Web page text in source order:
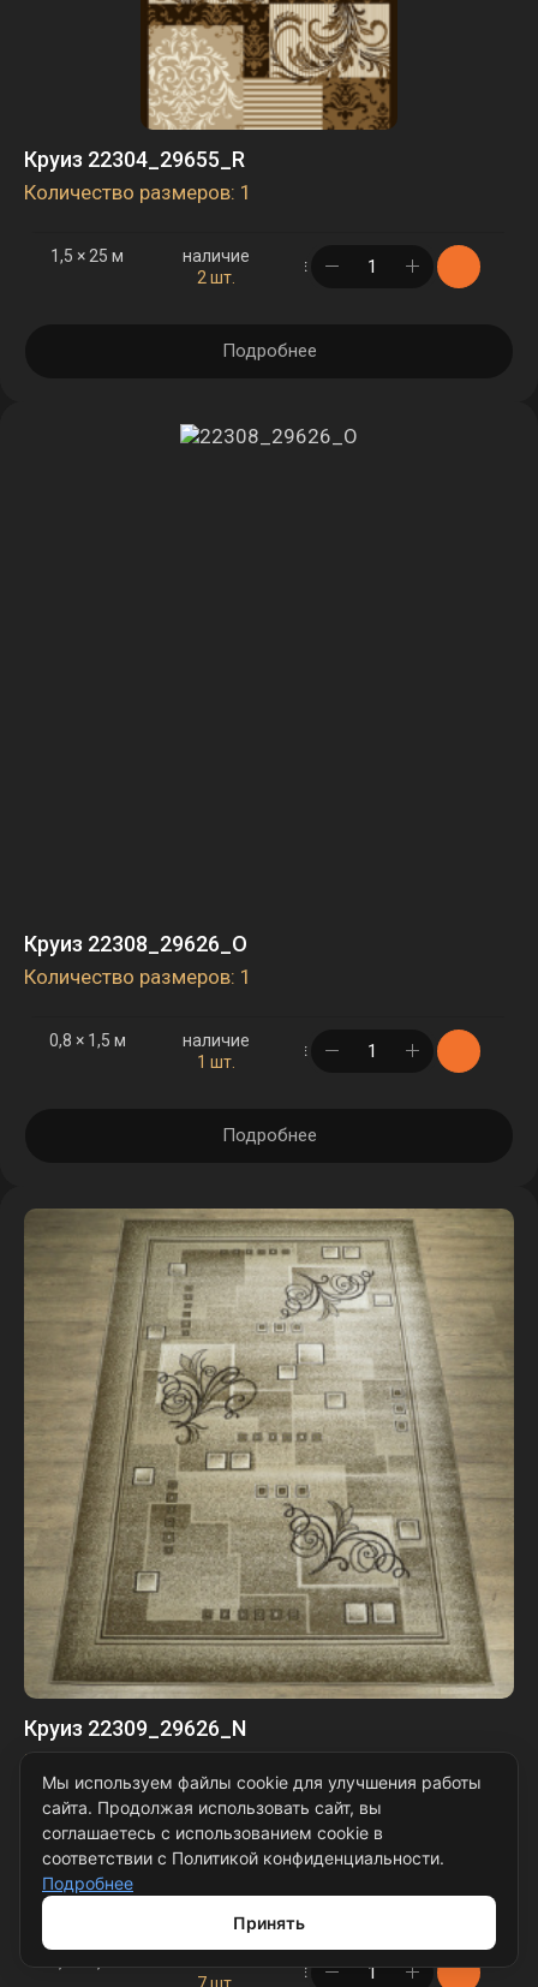
Круиз 22304_29655_R
Количество размеров: 1
1,5 × 25 м
наличие
2 шт.
в корзине
Подробнее
Круиз 22308_29626_O
Количество размеров: 1
0,8 × 1,5 м
наличие
1 шт.
в корзине
Подробнее
Круиз 22309_29626_N
Количество размеров: 9
0,8 × 1,5 м
13 шт.
в корзине
1 × 2 м
наличие
24 шт.
7 шт.
в корзине
Мы используем файлы cookie для улучшения работы
сайта. Продолжая использовать сайт, вы
соглашаетесь с использованием cookie в
соответствии с Политикой конфиденциальности.
Подробнее
Принять